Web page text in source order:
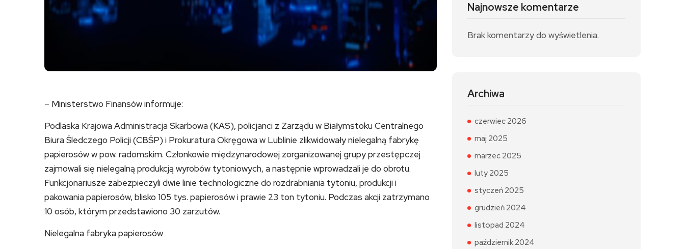
– Ministerstwo Finansów informuje:
Podlaska Krajowa Administracja Skarbowa (KAS), policjanci z Zarządu w Białymstoku Centralnego
Biura Śledczego Policji (CBŚP) i Prokuratura Okręgowa w Lublinie zlikwidowały nielegalną fabrykę
papierosów w pow. radomskim. Członkowie międzynarodowej zorganizowanej grupy przestępczej
zajmowali się nielegalną produkcją wyrobów tytoniowych, a następnie wprowadzali je do obrotu.
Funkcjonariusze zabezpieczyli dwie linie technologiczne do rozdrabniania tytoniu, produkcji i
pakowania papierosów, blisko 105 tys. papierosów i prawie 23 ton tytoniu. Podczas akcji zatrzymano
10 osób, którym przedstawiono 30 zarzutów.
Nielegalna fabryka papierosów
Najnowsze komentarze
Brak komentarzy do wyświetlenia.
Archiwa
czerwiec 2026
maj 2025
marzec 2025
luty 2025
styczeń 2025
grudzień 2024
listopad 2024
październik 2024